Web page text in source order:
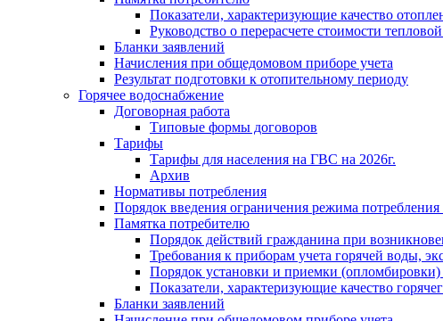
Показатели, характеризующие качество
Руководство о перерасчете стоимости
Бланки заявлений
Начисления при общедомовом приборе учета
Результат подготовки к отопительному периоду
Горячее водоснабжение
Договорная работа
Типовые формы договоров
Тарифы
Тарифы для населения на ГВС на 2026г.
Архив
Нормативы потребления
Порядок введения ограничения режима
Памятка потребителю
Порядок действий гражданина при
Требования к приборам учета горячей воды,
Порядок установки и приемки (опломбировки)
Показатели, характеризующие качество
Бланки заявлений